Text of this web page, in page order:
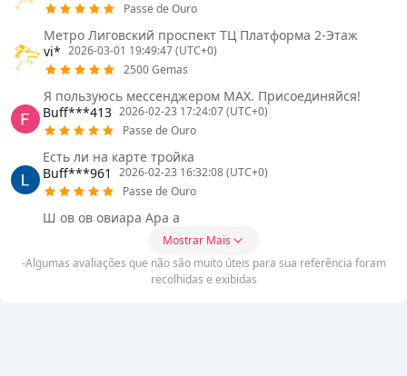
Passe de Ouro
Метро Лиговский проспект ТЦ Платформа 2-Этаж
vi* 2026-03-01 19:49:47 (UTC+0)
2500 Gemas
Я пользуюсь мессенджером MAX. Присоединяйся!
Buff***413 2026-02-23 17:24:07 (UTC+0)
Passe de Ouro
Есть ли на карте тройка
Buff***961
2026-02-23 16:32:08 (UTC+0)
Passe de Ouro
Ш ов ов овиара Ара а
Mostrar Mais
-Algumas avaliações que não são muito úteis para sua referência foram
recolhidas e exibidas